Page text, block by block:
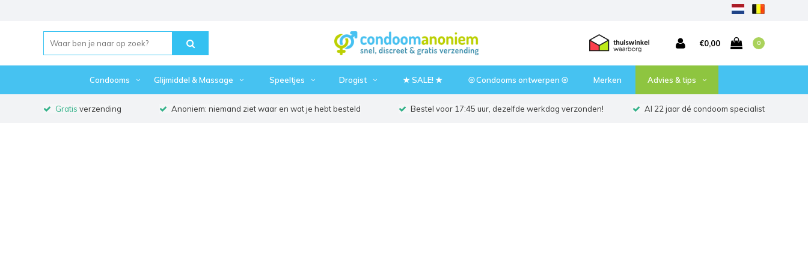
€0,00 0
Condooms Glijmiddel & Massage Speeltjes Drogist ★ SALE! ★ ⦾ Condooms ontwerpen ⦾ Merken Advies & tips
Gratis verzending Anoniem: niemand ziet waar en wat je hebt besteld Bestel voor 17:45 uur, dezelfde werkdag verzonden! Al 22 jaar dé condoom specialist